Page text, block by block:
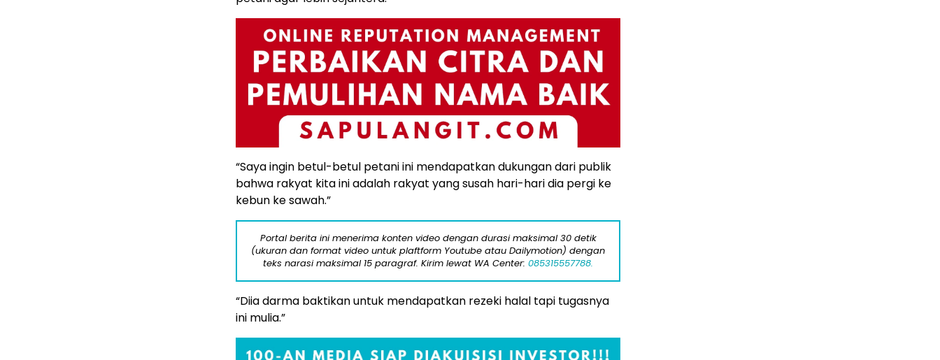
“Saya ingin betul-betul petani ini mendapatkan dukungan dari publik
bahwa rakyat kita ini adalah rakyat yang susah hari-hari dia pergi ke
kebun ke sawah.”
Portal berita ini menerima konten video dengan durasi maksimal 30 detik
(ukuran dan format video untuk plaftform Youtube atau Dailymotion) dengan
teks narasi maksimal 15 paragraf. Kirim lewat WA Center: 085315557788.
“Diia darma baktikan untuk mendapatkan rezeki halal tapi tugasnya
ini mulia.”